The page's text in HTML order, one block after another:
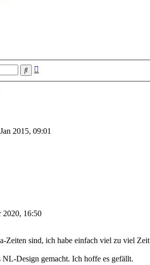
Suche
2015, 09:01
2020, 16:50
Zeiten sind, ich habe einfach viel zu viel Zeit
NL-Design gemacht. Ich hoffe es gefällt.